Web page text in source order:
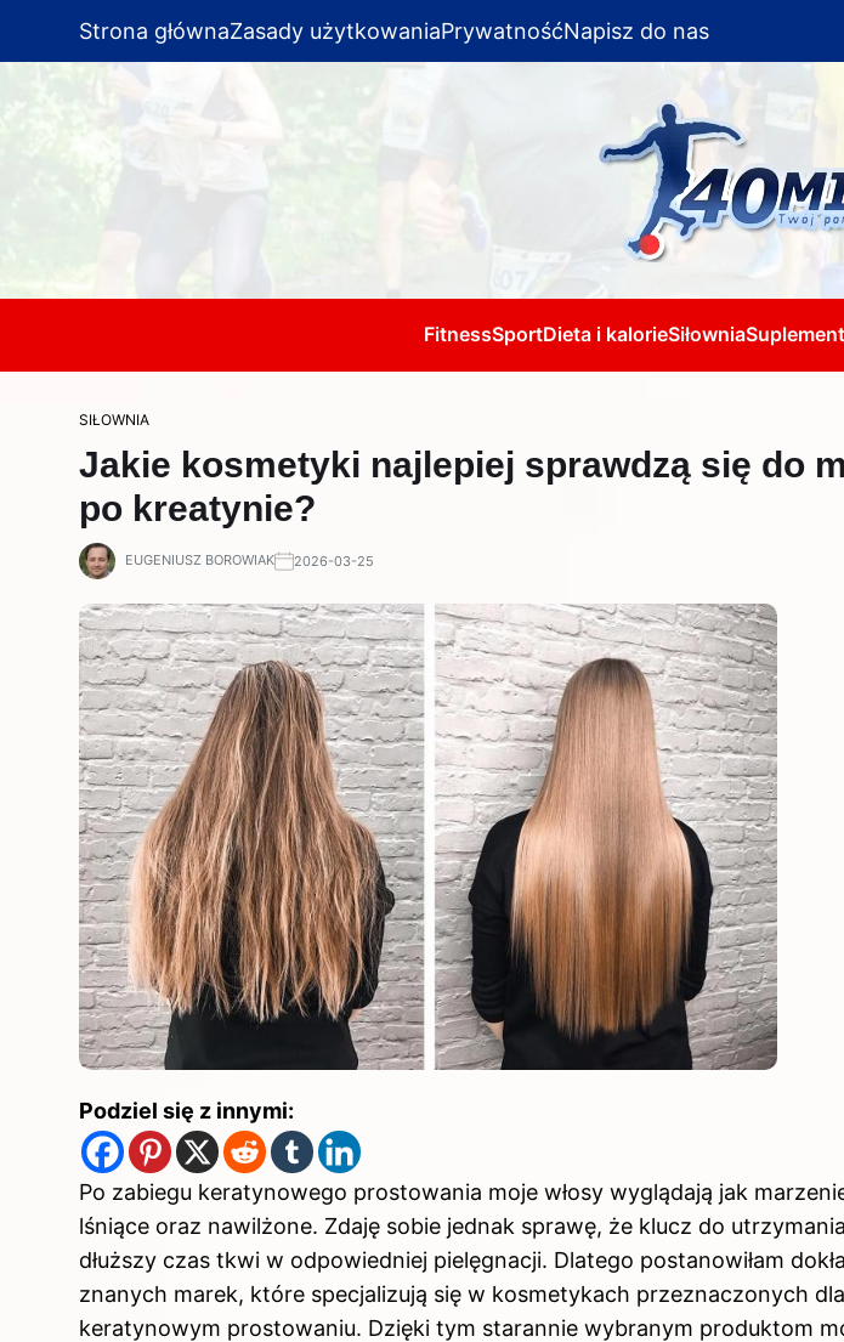
Strona głównaZasady użytkowaniaPrywatnośćNapisz do nas
FitnessSportDieta i kalorieSiłownia
SIŁOWNIA
Jakie kosmetyki najlepiej sprawdzą się do
po kreatynie?
EUGENIUSZ BOROWIAK 2026-03-25
Podziel się z innymi:
Po zabiegu keratynowego prostowania moje włosy wyglądają jak
lśniące oraz nawilżone. Zdaję sobie jednak sprawę, że klucz do
dłuższy czas tkwi w odpowiedniej pielęgnacji. Dlatego postanowiłam
znanych marek, które specjalizują się w kosmetykach przeznaczonych
keratynowym prostowaniu. Dzięki tym starannie wybranym produktom